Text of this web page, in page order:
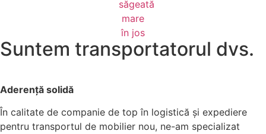
Suntem transportatorul dvs.
Aderență solidă
În calitate de companie de top în logistică și expediere
pentru transportul de mobilier nou, ne-am specializat